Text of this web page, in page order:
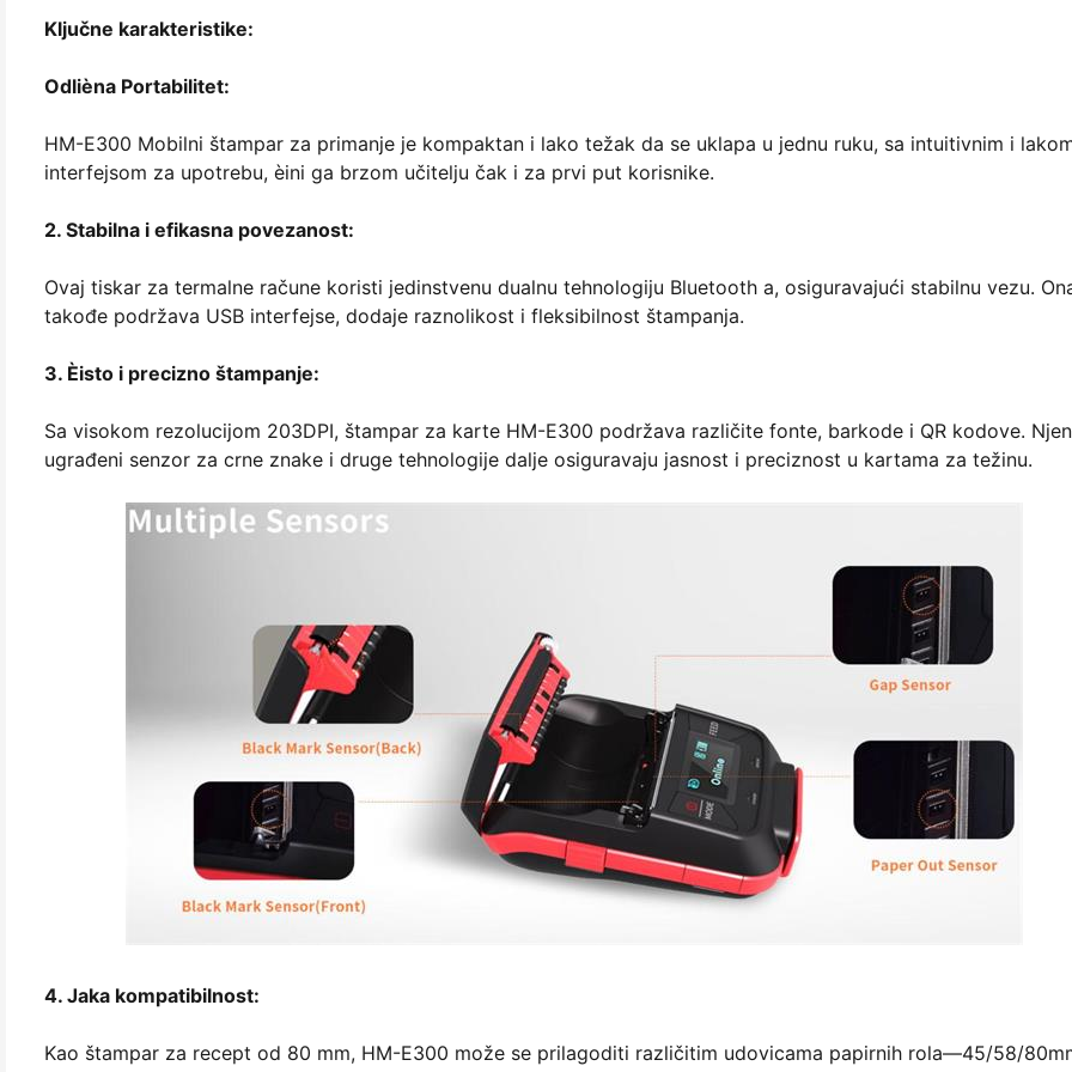
Ključne karakteristike:
Odlièna Portabilitet:
HM-E300 Mobilni štampar za primanje je kompaktan i lako težak da se uklapa u jednu ruku, sa intuitivnim i
interfejsom za upotrebu, èini ga brzom učitelju čak i za prvi put korisnike.
2. Stabilna i efikasna povezanost:
Ovaj tiskar za termalne račune koristi jedinstvenu dualnu tehnologiju Bluetooth a, osiguravajući stabilnu vezu.
takođe podržava USB interfejse, dodaje raznolikost i fleksibilnost štampanja.
3. Èisto i precizno štampanje:
Sa visokom rezolucijom 203DPI, štampar za karte HM-E300 podržava različite fonte, barkode i QR kodove. Njen
ugrađeni senzor za crne znake i druge tehnologije dalje osiguravaju jasnost i preciznost u kartama za težinu.
4. Jaka kompatibilnost:
Kao štampar za recept od 80 mm, HM-E300 može se prilagoditi različitim udovicama papirnih rola—45/58/